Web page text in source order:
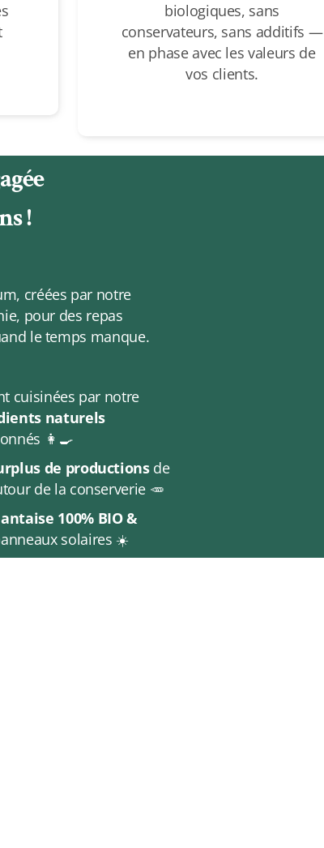
biologiques, sans
conservateurs, sans additifs —
en phase avec les valeurs de
vos clients.
!
créées par notre
pour des repas
le temps manque.
cuisinées par notre
naturels
👩‍🍳
de productionsde
de la conserverie 🥕
100% BIO &
solaires ☀️